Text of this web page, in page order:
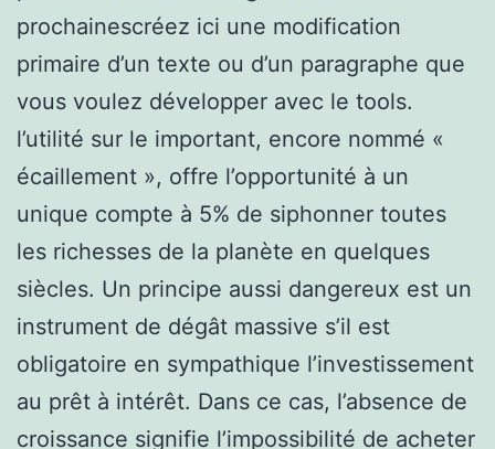
prochainescréez ici une modification
primaire d’un texte ou d’un paragraphe que
vous voulez développer avec le tools.
l’utilité sur le important, encore nommé «
écaillement », offre l’opportunité à un
unique compte à 5% de siphonner toutes
les richesses de la planète en quelques
siècles. Un principe aussi dangereux est un
instrument de dégât massive s’il est
obligatoire en sympathique l’investissement
au prêt à intérêt. Dans ce cas, l’absence de
croissance signifie l’impossibilité de acheter